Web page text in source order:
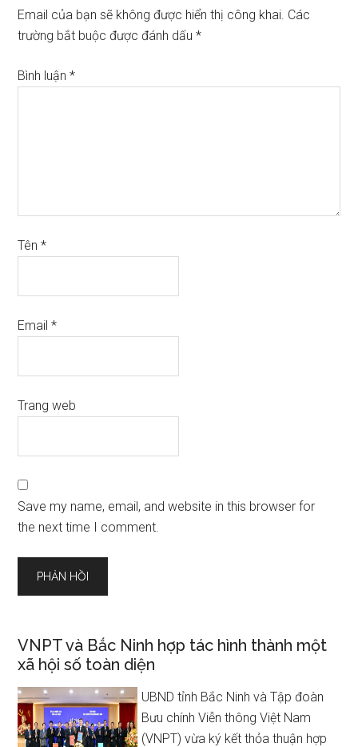
Email của bạn sẽ không được hiển thị công khai. Các
trường bắt buộc được đánh dấu*
Bình luận*
Tên*
Email*
Trang web
Save my name, email, and website in this browser for
the next time I comment.
VNPT và Bắc Ninh hợp tác hình thành một
xã hội số toàn diện
UBND tỉnh Bắc Ninh và Tập đoàn
Bưu chính Viễn thông Việt Nam
(VNPT) vừa ký kết thỏa thuận hợp